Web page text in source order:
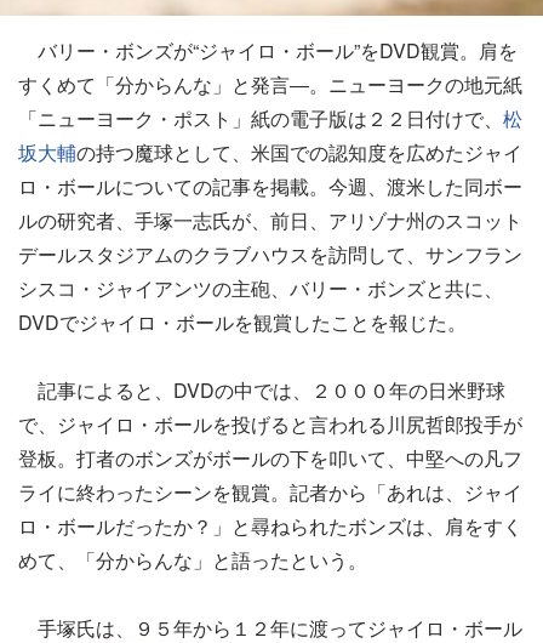
バリー・ボンズが“ジャイロ・ボール”をDVD観賞。肩を
すくめて「分からんな」と発言―。ニューヨークの地元紙
「ニューヨーク・ポスト」紙の電子版は２２日付けで、 松
坂大輔の持つ魔球として、米国での認知度を広めたジャイ
ロ・ボールについての記事を掲載。今週、渡米した同ボー
ルの研究者、手塚一志氏が、前日、アリゾナ州のスコット
デールスタジアムのクラブハウスを訪問して、サンフラン
シスコ・ジャイアンツの主砲、バリー・ボンズと共に、
DVDでジャイロ・ボールを観賞したことを報じた。
記事によると、DVDの中では、２０００年の日米野球
で、ジャイロ・ボールを投げると言われる川尻哲郎投手が
登板。打者のボンズがボールの下を叩いて、中堅への凡フ
ライに終わったシーンを観賞。記者から「あれは、ジャイ
ロ・ボールだったか？」と尋ねられたボンズは、肩をすく
めて、「分からんな」と語ったという。
手塚氏は、９５年から１２年に渡ってジャイロ・ボール